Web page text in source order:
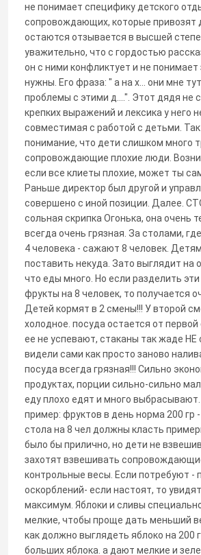
не понимает специфику детского
сопровождающих, которые привозят
остаются отзывается в высшей
уважительно, что с гордостью
он с ними конфликтует и не понимает
нужны. Его фраза: " а на х... они мне
проблемы с этими д....". Этот дядя не
крепких выражений и лексика у него
совместимая с работой с детьми. Так
понимание, что дети слишком много
сопровождающие плохие люди.
если все клиеты плохие, может ты
Раньше директор был другой и
совершено с иной позиции. Далее.
сольная скрипка Огонька, она очень
всегда очень грязная. За столами,
4 человека - сажают 8 человек.
поставить некуда. Зато выглядит на
что еды много. Но если разделить
фрукты на 8 человек, то получается
Детей кормят в 2 смены!!! У второй
холодное. посуда остается от
ее не успевают, стаканы так жаде НЕ
видели сами как просто заново
посуда всегда грязная!!! Сильно
продуктах, порции сильно-сильно
еду плохо едят и много
пример: фруктов в день норма 200 гр
стола на 8 чел должны класть
было бы прилично, но дети не
захотят взвешивать
контрольные весы. Если потребуют -
оскорблений- если настоят, то
максимум. Яблоки и сливы
мелкие, чтобы проще дать меньший
как должно выглядеть яблоко на 200
больших яблока. а дают мелкие и